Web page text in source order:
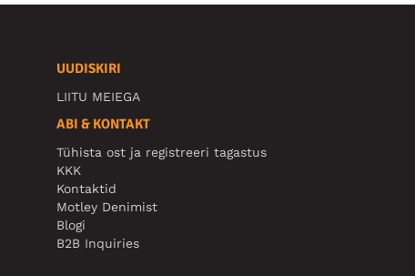
UUDISKIRI
LIITU MEIEGA
ABI & KONTAKT
Tühista ost ja registreeri tagastus
KKK
Kontaktid
Motley Denimist
Blogi
B2B Inquiries